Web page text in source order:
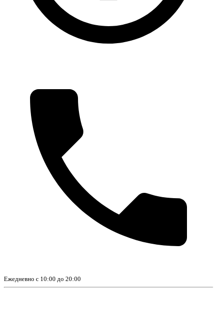
Ежедневно с 10:00 до 20:00